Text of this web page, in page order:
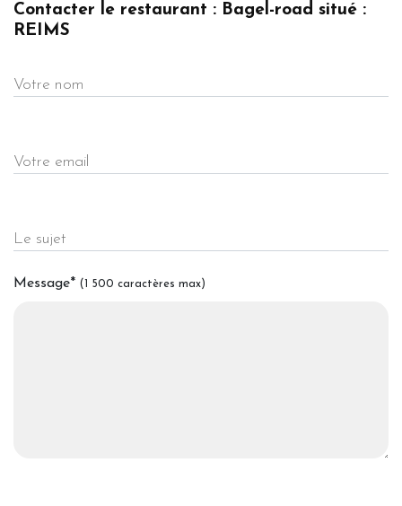
Contacter le restaurant : Bagel-road situé :
REIMS
Votre nom
Votre email
Le sujet
Message* (1 500 caractères max)